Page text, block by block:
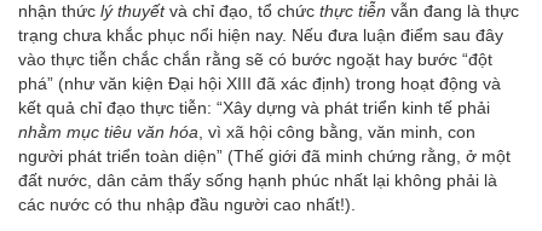
nhận thức lý thuyếtvà chỉ đạo, tổ chức thực tiễn vẫn đang là thực
trạng chưa khắc phục nổi hiện nay. Nếu đưa luận điểm sau đây
vào thực tiễn chắc chắn rằng sẽ có bước ngoặt hay bước “đột
phá” (như văn kiện Đại hội XIII đã xác định) trong hoạt động và
kết quả chỉ đạo thực tiễn: “Xây dựng và phát triển kinh tế phải
nhằm mục tiêu văn hóa, vì xã hội công bằng, văn minh, con
người phát triển toàn diện” (Thế giới đã minh chứng rằng, ở một
đất nước, dân cảm thấy sống hạnh phúc nhất lại không phải là
các nước có thu nhập đầu người cao nhất!).